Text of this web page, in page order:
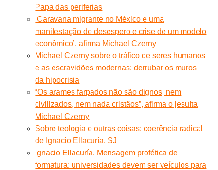
Papa das periferias
‘Caravana migrante no México é uma
manifestação de desespero e crise de um modelo
econômico’, afirma Michael Czerny
Michael Czerny sobre o tráfico de seres humanos
e as escravidões modernas: derrubar os muros
da hipocrisia
“Os arames farpados não são dignos, nem
civilizados, nem nada cristãos”, afirma o jesuíta
Michael Czerny
Sobre teologia e outras coisas: coerência radical
de Ignacio Ellacuría, SJ
Ignacio Ellacuría. Mensagem profética de
formatura: universidades devem ser veículos para